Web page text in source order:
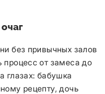
без привычных залов
от замеса до
глазах: бабушка
рецепту, дочь